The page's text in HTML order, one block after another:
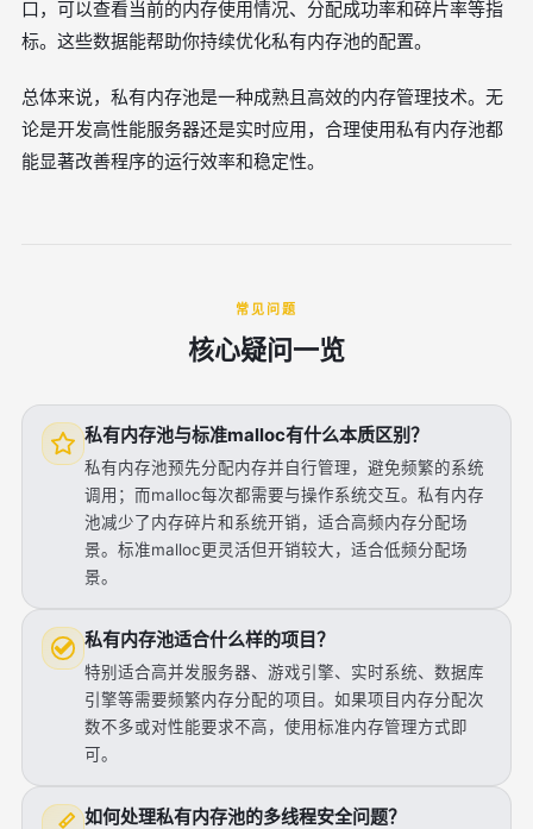
口，可以查看当前的内存使用情况、分配成功率和碎片率等指
标。这些数据能帮助你持续优化私有内存池的配置。
总体来说，私有内存池是一种成熟且高效的内存管理技术。无
论是开发高性能服务器还是实时应用，合理使用私有内存池都
能显著改善程序的运行效率和稳定性。
常见问题
核心疑问一览
私有内存池与标准malloc有什么本质区别？
私有内存池预先分配内存并自行管理，避免频繁的系统
调用；而malloc每次都需要与操作系统交互。私有内存
池减少了内存碎片和系统开销，适合高频内存分配场
景。标准malloc更灵活但开销较大，适合低频分配场
景。
私有内存池适合什么样的项目？
特别适合高并发服务器、游戏引擎、实时系统、数据库
引擎等需要频繁内存分配的项目。如果项目内存分配次
数不多或对性能要求不高，使用标准内存管理方式即
可。
如何处理私有内存池的多线程安全问题？